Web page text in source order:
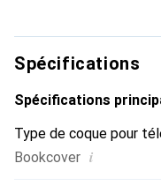
marque Noreve est un
exigeante.
Spécifications
Spécifications
Type de coque pour
Bookcover i